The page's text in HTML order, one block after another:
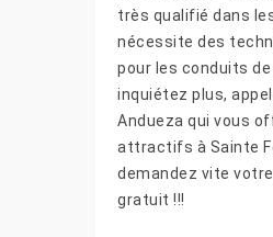
très qualifié dans
nécessite des
pour les conduits
inquiétez plus,
Andueza qui vous
attractifs à Sainte
demandez vite
gratuit !!!